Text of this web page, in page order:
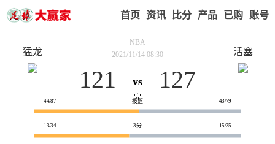
首页 赢家视点赛事比分实战版入口
我的
NBA
2021/11/14 08:30
vs
完
121
猛龙
127
活塞
44/87 投篮 43/79
13/34 3分 15/35